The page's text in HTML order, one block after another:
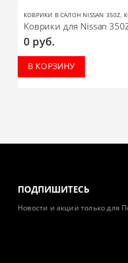
КОВРИКИ В САЛОН NISSAN 350Z,
Коврики для Nissan
0 руб.
В КОРЗИНУ
ПОДПИШИТЕСЬ
Новости и акции только для